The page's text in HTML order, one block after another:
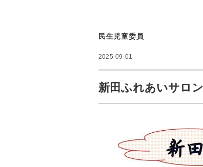
民生児童委員
2025-09-01
新田ふれあいサロン